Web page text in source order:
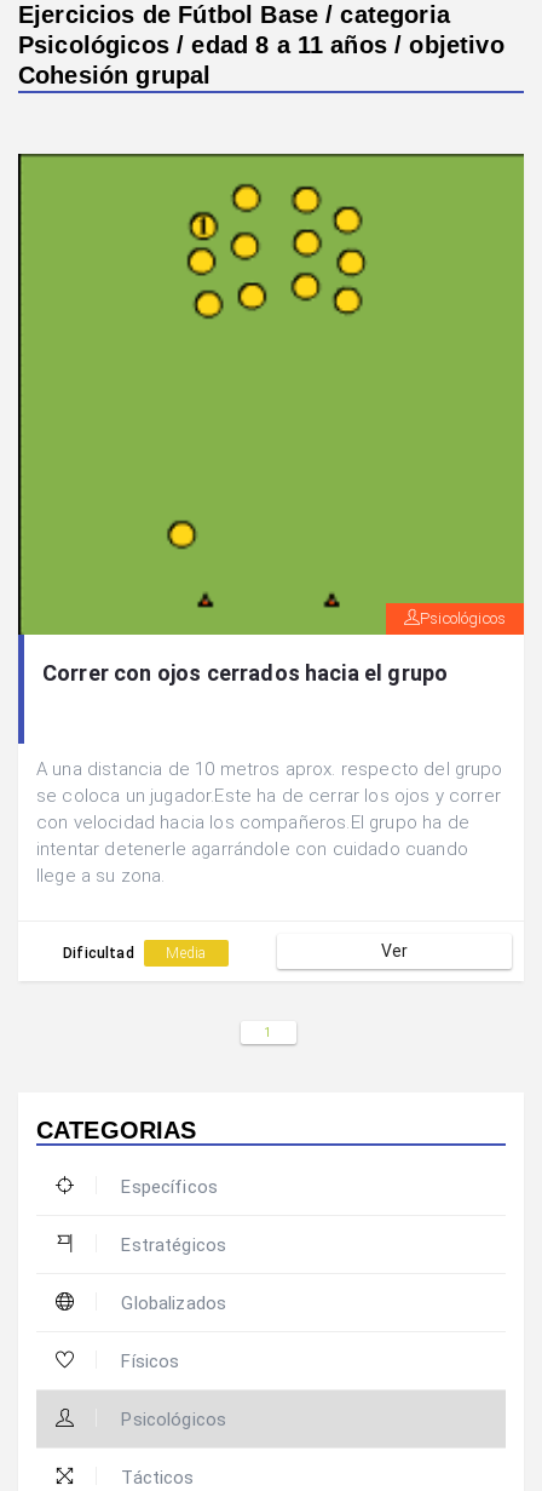
Ejercicios de Fútbol Base / categoria
Psicológicos / edad 8 a 11 años / objetivo
Cohesión grupal
Psicológicos
Correr con ojos cerrados hacia el grupo
A una distancia de 10 metros aprox. respecto del grupo
se coloca un jugador.Este ha de cerrar los ojos y correr
con velocidad hacia los compañeros.El grupo ha de
intentar detenerle agarrándole con cuidado cuando
llege a su zona.
Dificultad Media Ver
1
CATEGORIAS
Específicos
Estratégicos
Globalizados
Físicos
Psicológicos
Tácticos